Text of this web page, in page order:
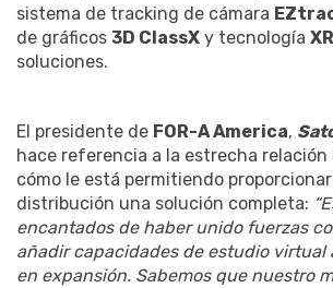
sistema de tracking de cámara
de gráficos 3D ClassX y tecnología XR
soluciones.
El presidente de FOR-A America,
hace referencia a la estrecha
cómo le está permitiendo
distribución una solución completa:
encantados de haber unido fuerzas
añadir capacidades de estudio virtual
en expansión. Sabemos que nuestro